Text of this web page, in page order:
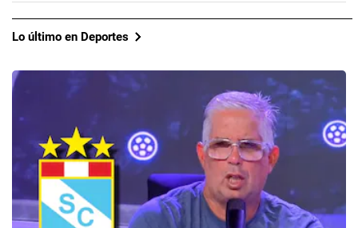
Lo último en Deportes